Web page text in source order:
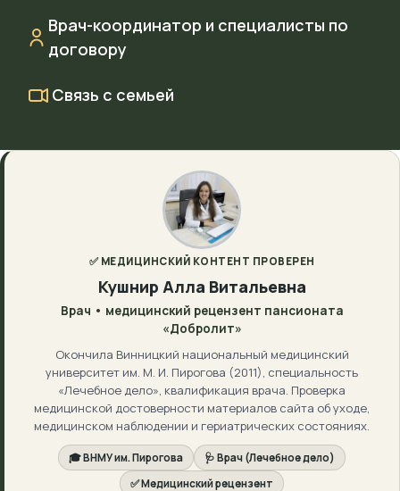
Врач-координатор и специалисты по
договору
Связь с семьей
✅ МЕДИЦИНСКИЙ КОНТЕНТ ПРОВЕРЕН
Кушнир Алла Витальевна
Врач • медицинский рецензент пансионата
«Добролит»
Окончила Винницкий национальный медицинский
университет им. М. И. Пирогова (2011), специальность
«Лечебное дело», квалификация врача. Проверка
медицинской достоверности материалов сайта об уходе,
медицинском наблюдении и гериатрических состояниях.
🎓 ВНМУ им. Пирогова
🩺 Врач (Лечебное дело)
✅ Медицинский рецензент